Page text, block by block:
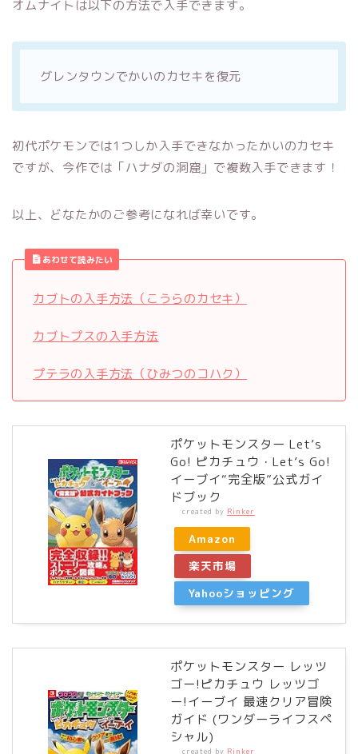
オムナイトは以下の方法で入手できます。
グレンタウンでかいのカセキを復元
初代ポケモンでは1つしか入手できなかったかいのカセキ
ですが、今作では「ハナダの洞窟」で複数入手できます！
以上、どなたかのご参考になれば幸いです。
あわせて読みたい
カブトの入手方法（こうらのカセキ）
カブトプスの入手方法
プテラの入手方法（ひみつのコハク）
ポケットモンスター Let’s
Go! ピカチュウ・Let’s Go!
イーブイ“完全版”公式ガイ
ドブック
created by Rinker
Amazon
楽天市場
Yahooショッピング
ポケットモンスター レッツ
ゴー!ピカチュウ レッツゴ
ー!イーブイ 最速クリア冒険
ガイド (ワンダーライフスペ
シャル)
created by Rinker